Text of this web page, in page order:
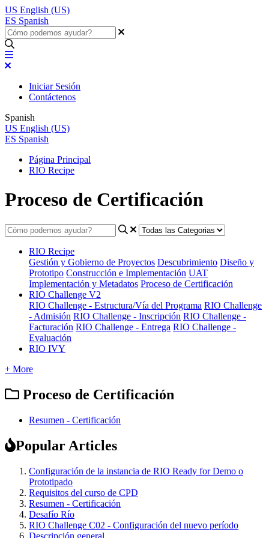
US English (US)
ES Spanish
Iniciar Sesión
Contáctenos
Spanish
US English (US)
ES Spanish
Página Principal
RIO Recipe
Proceso de Certificación
RIO Recipe
Gestión y Gobierno de Proyectos Descubrimiento Diseño y
Prototipo Construcción e Implementación UAT
Implementación y Metadatos Proceso de Certificación
RIO Challenge V2
RIO Challenge - Estructura/Vía del Programa RIO Challenge
- Admisión RIO Challenge - Inscripción RIO Challenge -
Facturación RIO Challenge - Entrega RIO Challenge -
Evaluación
RIO IVY
+ More
Proceso de Certificación
Resumen - Certificación
Popular Articles
Configuración de la instancia de RIO Ready for Demo o
Prototipado
Requisitos del curso de CPD
Resumen - Certificación
Desafío Río
RIO Challenge C02 - Configuración del nuevo período
Descripción general